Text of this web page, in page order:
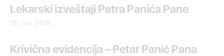
Lekarski izveštaji Petra Panića Pane
18. jun 2018.
Krivična evidencija – Petar Panić Pana